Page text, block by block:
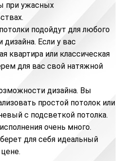
при ужасных
подойдут для любого
дизайна. Если у вас
квартира или классическая
для вас свой натяжной
дизайна. Вы
простой потолок или
с подсветкой потолка.
очень много.
для себя идеальный